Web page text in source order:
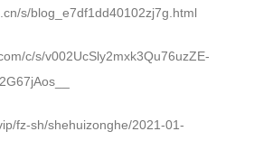
s/blog_e7df1dd40102zj7g.html
c/s/v002UcSly2mxk3Qu76uzZE-
fz-sh/shehuizonghe/2021-01-